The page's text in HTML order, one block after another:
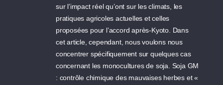
sur l’impact réel qu’ont sur les climats, les
pratiques agricoles actuelles et celles
proposées pour l’accord après-Kyoto. Dans
cet article, cependant, nous voulons nous
concentrer spécifiquement sur quelques cas
concernant les monocultures de soja. Soja GM
: contrôle chimique des mauvaises herbes et «